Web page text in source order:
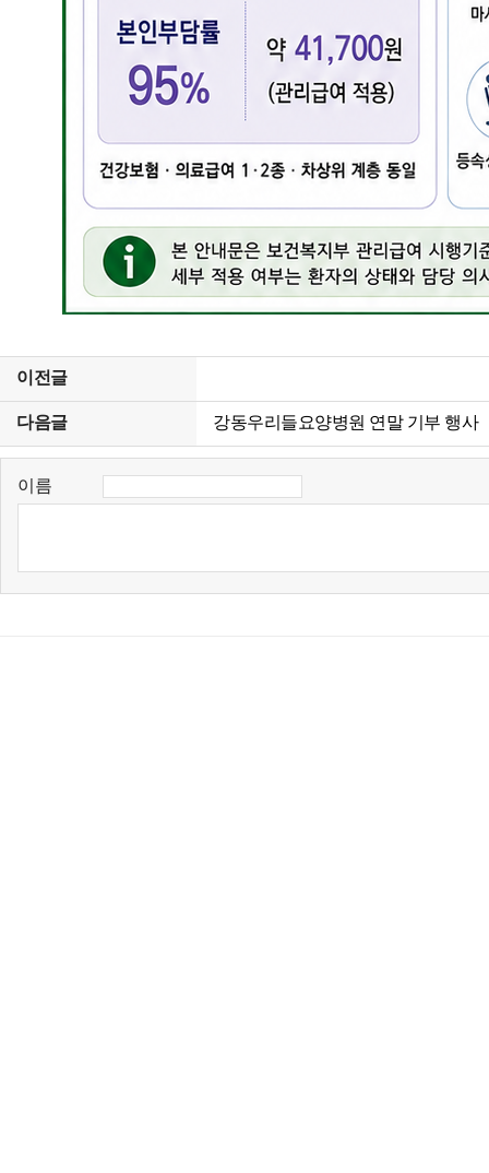
이전글
다음글 강동우리들요양병원 연말 기부 행사
이름